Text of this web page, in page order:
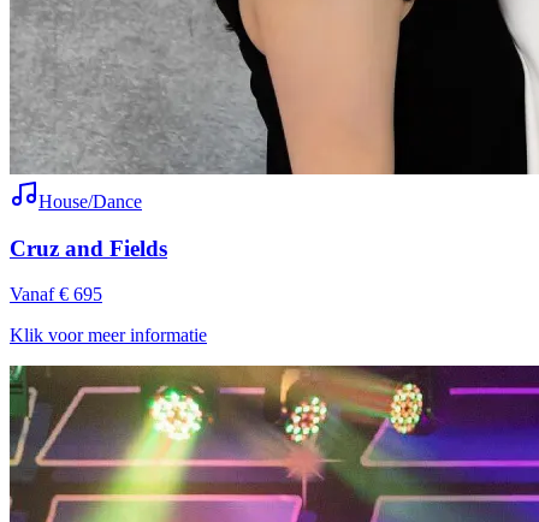
House/Dance
Cruz and Fields
Vanaf € 695
Klik voor meer informatie